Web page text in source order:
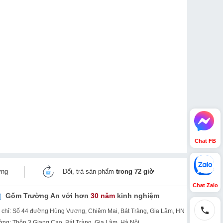
Đổi, trả sản phẩmtrong 72 giờ
Gốm Trường An với hơn 30 năm kinh nghiệm
Số 44 đường Hùng Vương, Chiêm Mai, Bát Tràng, Gia Lâm, HN
Chat FB
Chat Zalo